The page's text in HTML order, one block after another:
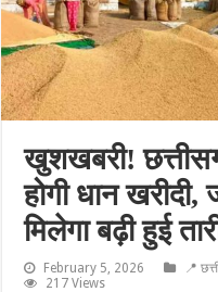
खुशखबरी!
होगी धान
मिलेगा बढ़ी हुई
February 5, 2026 📍
217 Views